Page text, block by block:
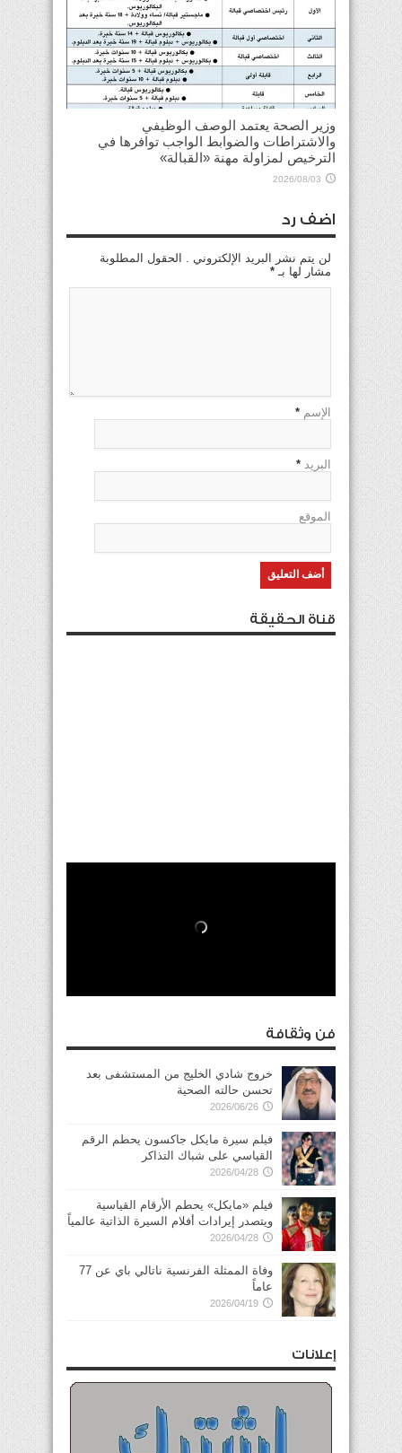
وزير الصحة يعتمد الوصف الوظيفي
والاشتراطات والضوابط الواجب توافرها في
الترخيص لمزاولة مهنة «القبالة»
2026/08/03
اضف رد
لن يتم نشر البريد الإلكتروني . الحقول المطلوبة
مشار لها بـ *
الإسم *
البريد *
الموقع
قناة الحقيقة
فن وثقافة
خروج شادي الخليج من المستشفى بعد
تحسن حالته الصحية
2026/06/26
فيلم سيرة مايكل جاكسون يحطم الرقم
القياسي على شباك التذاكر
2026/04/28
فيلم «مايكل» يحطم الأرقام القياسية
ويتصدر إيرادات أفلام السيرة الذاتية عالمياً
2026/04/28
وفاة الممثلة الفرنسية ناتالي باي عن 77
عاماً
2026/04/19
إعلانات